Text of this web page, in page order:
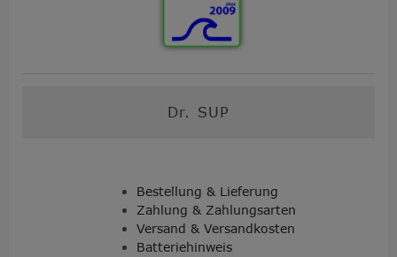
Dr. SUP
Bestellung & Lieferung
Zahlung & Zahlungsarten
Versand & Versandkosten
Batteriehinweis